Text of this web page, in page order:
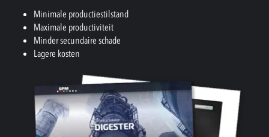
Minimale productiestilstand
Maximale productiviteit
Minder secundaire schade
Lagere kosten